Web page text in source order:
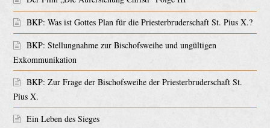
BKP: Was ist Gottes Plan für die Priesterbruderschaft St. Pius X.?
BKP: Stellungnahme zur Bischofsweihe und ungültigen
Exkommunikation
BKP: Zur Frage der Bischofsweihe der Priesterbruderschaft St.
Pius X.
Ein Leben des Sieges